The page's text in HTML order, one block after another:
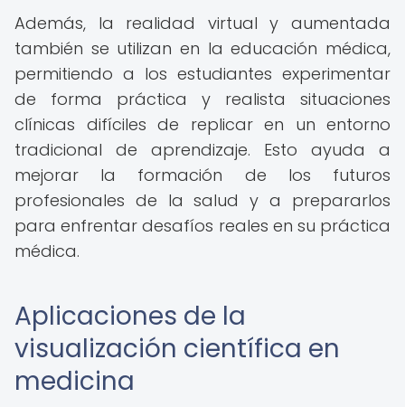
Además, la realidad virtual y aumentada
también se utilizan en la educación médica,
permitiendo a los estudiantes experimentar
de forma práctica y realista situaciones
clínicas difíciles de replicar en un entorno
tradicional de aprendizaje. Esto ayuda a
mejorar la formación de los futuros
profesionales de la salud y a prepararlos
para enfrentar desafíos reales en su práctica
médica.
Aplicaciones de la
visualización científica en
medicina